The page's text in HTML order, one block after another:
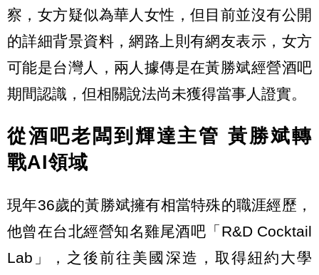
察，女方疑似為華人女性，但目前並沒有公開
的詳細背景資料，網路上則有網友表示，女方
可能是台灣人，兩人據傳是在黃勝斌經營酒吧
期間認識，但相關說法尚未獲得當事人證實。
從酒吧老闆到輝達主管 黃勝斌轉
戰AI領域
現年36歲的黃勝斌擁有相當特殊的職涯經歷，
他曾在台北經營知名雞尾酒吧「R&D Cocktail
Lab」，之後前往美國深造，取得紐約大學